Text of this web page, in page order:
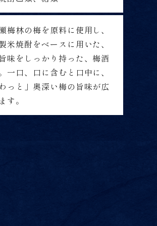
梅林の梅を原料に使用し、
米焼酎をベースに用いた、
味をしっかり持った、梅酒
一口、口に含むと口中に、
っと」奥深い梅の旨味が広
す。